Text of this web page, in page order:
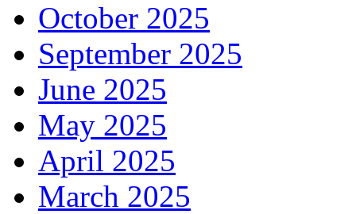
October 2025
September 2025
June 2025
May 2025
April 2025
March 2025